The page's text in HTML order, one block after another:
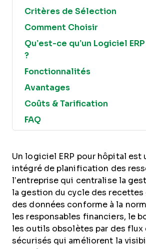
Critères de Sélection
Comment Choisir
Qu’est-ce qu’un Logiciel
?
Fonctionnalités
Avantages
Coûts & Tarification
FAQ
Un logiciel ERP pour hôpital est
intégré de planification des
l’entreprise qui centralise la
la gestion du cycle des
des données conforme à la
les responsables financiers, le
les outils obsolètes par des flux
sécurisés qui améliorent la